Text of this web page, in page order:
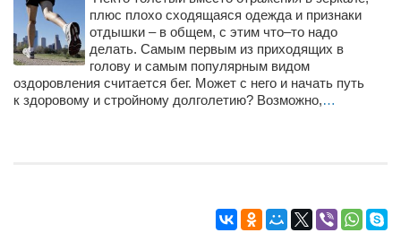
Афиша
Афиша Киев
Афиша Сумы
О нас
плюс плохо сходящаяся одежда и признаки
отдышки – в общем, с этим что–то надо
делать. Самым первым из приходящих в
голову и самым популярным видом
оздоровления считается бег. Может с него и начать путь
к здоровому и стройному долголетию? Возможно,…